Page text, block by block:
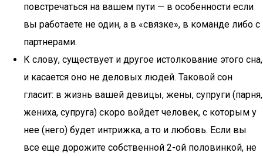
повстречаться на вашем пути — в особенности если
вы работаете не один, а в «связке», в команде либо с
партнерами.
К слову, существует и другое истолкование этого сна,
и касается оно не деловых людей. Таковой сон
гласит: в жизнь вашей девицы, жены, супруги (парня,
жениха, супруга) скоро войдет человек, с которым у
нее (него) будет интрижка, а то и любовь. Если вы
все еще дорожите собственной 2-ой половинкой, не